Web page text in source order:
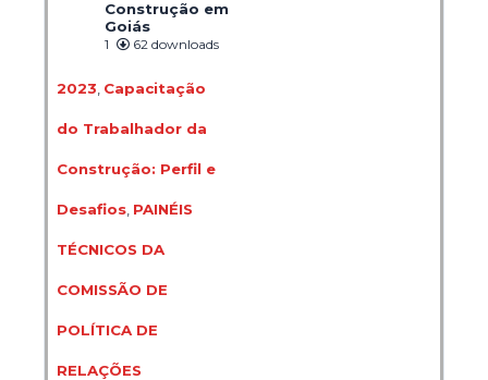
Construção em
Goiás
1 62 downloads
2023 Capacitação
do Trabalhador da
Construção: Perfil e
Desafios, PAINÉIS
TÉCNICOS DA
COMISSÃO DE
POLÍTICA DE
RELAÇÕES